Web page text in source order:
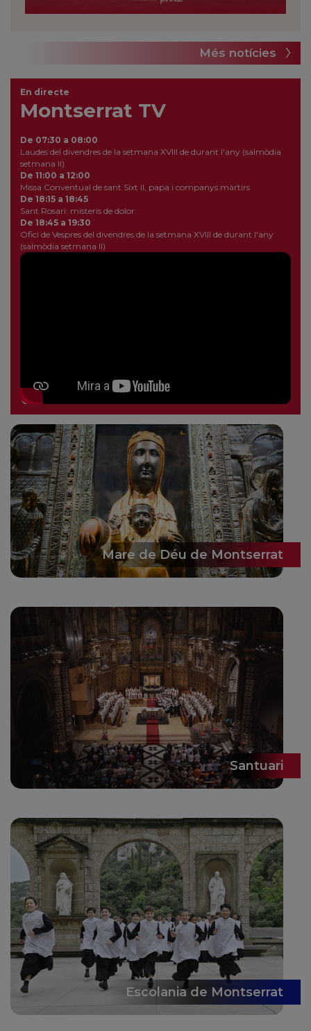
Més notícies
En directe
Montserrat TV
De 07:30 a 08:00
Laudes del divendres de la setmana XVIII de durant l'any (salmòdia
setmana II)
De 11:00 a 12:00
Missa Conventual de sant Sixt II, papa i companys màrtirs
De 18:15 a 18:45
Sant Rosari: misteris de dolor
De 18:45 a 19:30
Ofici de Vespres del divendres de la setmana XVIII de durant l'any
(salmòdia setmana II)
Mare de Déu de Montserrat
Santuari
Escolania de Montserrat